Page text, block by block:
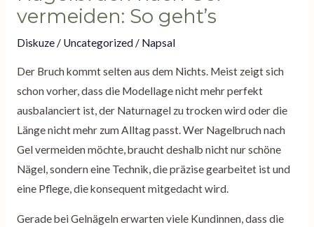
vermeiden: So geht’s
Diskuze/ Uncategorized/ Napsal
Der Bruch kommt selten aus dem Nichts. Meist zeigt sich
schon vorher, dass die Modellage nicht mehr perfekt
ausbalanciert ist, der Naturnagel zu trocken wird oder die
Länge nicht mehr zum Alltag passt. Wer Nagelbruch nach
Gel vermeiden möchte, braucht deshalb nicht nur schöne
Nägel, sondern eine Technik, die präzise gearbeitet ist und
eine Pflege, die konsequent mitgedacht wird.
Gerade bei Gelnägeln erwarten viele Kundinnen, dass die